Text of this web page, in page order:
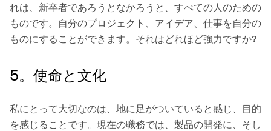
れは、新卒者であろうとなかろうと、すべての人のための
ものです。自分のプロジェクト、アイデア、仕事を自分の
ものにすることができます。それはどれほど強力ですか?
5。使命と文化
私にとって大切なのは、地に足がついていると感じ、目的
を感じることです。現在の職務では、製品の開発に、そし